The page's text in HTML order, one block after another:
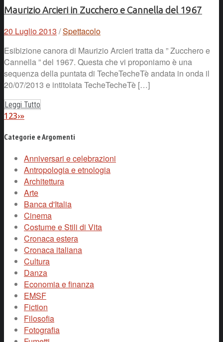
Maurizio Arcieri in Zucchero e Cannella del 1967
20 Luglio 2013 /Spettacolo
Esibizione canora di Maurizio Arcieri tratta da ” Zucchero e
Cannella ” del 1967. Questa che vi proponiamo è una
sequenza della puntata di TecheTecheTè andata in onda il
20/07/2013 e intitolata TecheTecheTè […]
Leggi Tutto
123›»
Categorie e Argomenti
Anniversari e celebrazioni
Antropologia e etnologia
Architettura
Arte
Banca d'Italia
Cinema
Costume e Stili di Vita
Cronaca estera
Cronaca italiana
Cultura
Danza
Economia e finanza
EMSF
Fiction
Filosofia
Fotografia